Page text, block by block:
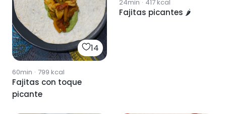
14
60min · 799 kcal
Fajitas con toque
picante
24min · 417kcal
Fajitas picantes 🌶